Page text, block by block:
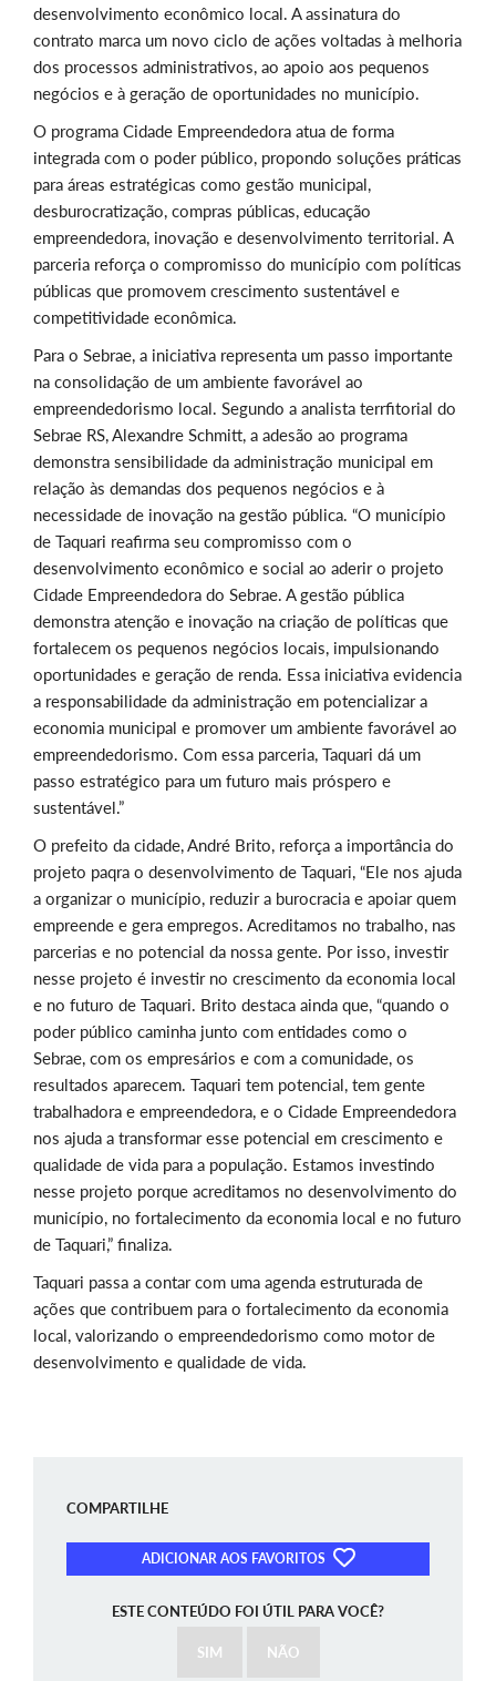
desenvolvimento econômico local. A assinatura do
contrato marca um novo ciclo de ações voltadas à melhoria
dos processos administrativos, ao apoio aos pequenos
negócios e à geração de oportunidades no município.
O programa Cidade Empreendedora atua de forma
integrada com o poder público, propondo soluções práticas
para áreas estratégicas como gestão municipal,
desburocratização, compras públicas, educação
empreendedora, inovação e desenvolvimento territorial. A
parceria reforça o compromisso do município com políticas
públicas que promovem crescimento sustentável e
competitividade econômica.
Para o Sebrae, a iniciativa representa um passo importante
na consolidação de um ambiente favorável ao
empreendedorismo local. Segundo a analista terrfitorial do
Sebrae RS, Alexandre Schmitt, a adesão ao programa
demonstra sensibilidade da administração municipal em
relação às demandas dos pequenos negócios e à
necessidade de inovação na gestão pública. “O município
de Taquari reafirma seu compromisso com o
desenvolvimento econômico e social ao aderir o projeto
Cidade Empreendedora do Sebrae. A gestão pública
demonstra atenção e inovação na criação de políticas que
fortalecem os pequenos negócios locais, impulsionando
oportunidades e geração de renda. Essa iniciativa evidencia
a responsabilidade da administração em potencializar a
economia municipal e promover um ambiente favorável ao
empreendedorismo. Com essa parceria, Taquari dá um
passo estratégico para um futuro mais próspero e
sustentável.”
O prefeito da cidade, André Brito, reforça a importância do
projeto paqra o desenvolvimento de Taquari, “Ele nos ajuda
a organizar o município, reduzir a burocracia e apoiar quem
empreende e gera empregos. Acreditamos no trabalho, nas
parcerias e no potencial da nossa gente. Por isso, investir
nesse projeto é investir no crescimento da economia local
e no futuro de Taquari. Brito destaca ainda que, “quando o
poder público caminha junto com entidades como o
Sebrae, com os empresários e com a comunidade, os
resultados aparecem. Taquari tem potencial, tem gente
trabalhadora e empreendedora, e o Cidade Empreendedora
nos ajuda a transformar esse potencial em crescimento e
qualidade de vida para a população. Estamos investindo
nesse projeto porque acreditamos no desenvolvimento do
município, no fortalecimento da economia local e no futuro
de Taquari,” finaliza.
Taquari passa a contar com uma agenda estruturada de
ações que contribuem para o fortalecimento da economia
local, valorizando o empreendedorismo como motor de
desenvolvimento e qualidade de vida.
COMPARTILHE
ADICIONAR AOS FAVORITOS
ESTE CONTEÚDO FOI ÚTIL PARA VOCÊ?
SIM NÃO